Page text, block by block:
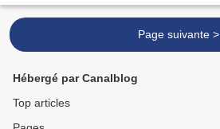
Page suivante >
Hébergé par Canalblog
Top articles